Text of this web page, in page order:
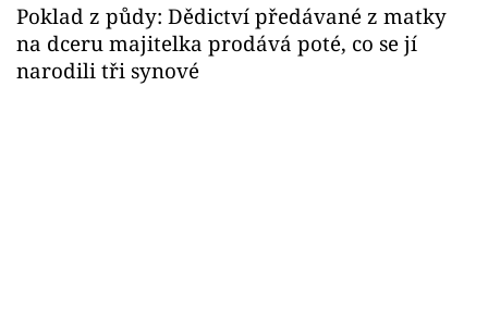
Poklad z půdy: Dědictví předávané z matky
na dceru majitelka prodává poté, co se jí
narodili tři synové